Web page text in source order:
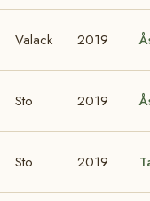
Valack 2019
Sto 2019
Sto 2019